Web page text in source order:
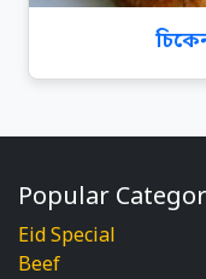
Popular
Eid Special
Beef